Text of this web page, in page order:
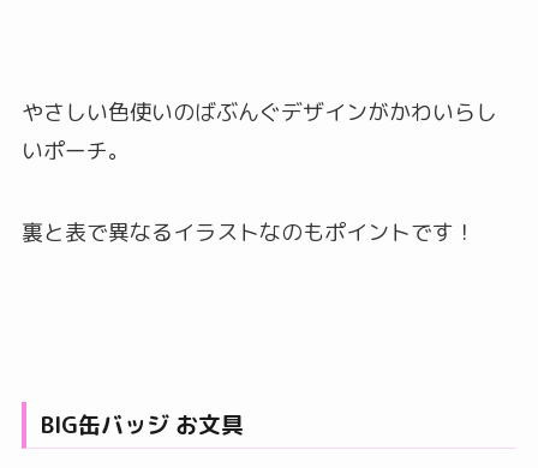
やさしい色使いのばぶんぐデザインがかわいらし
いポーチ。
裏と表で異なるイラストなのもポイントです！
BIG缶バッジ お文具